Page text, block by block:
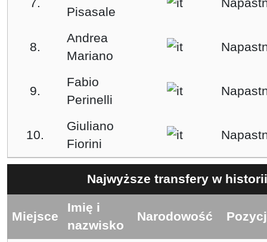
Pisasale
8.
Andrea
Mariano
9.
Fabio
Perinelli
10.
Giuliano
Fiorini
Najwyższe transfery w
Miejsce
Imię i
nazwisko
Narodowość